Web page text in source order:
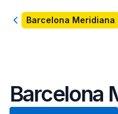
RetourBarcelona Meridiana
Barcelona